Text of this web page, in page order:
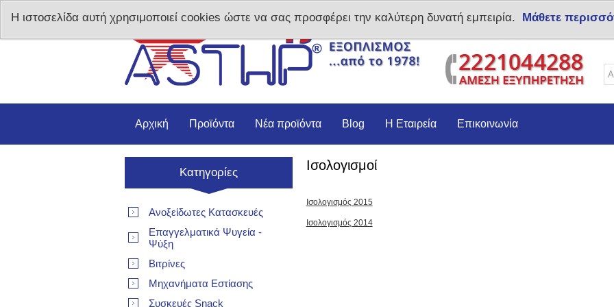
Δημιoυργία
Αρχική Προϊόντα Νέα προϊόντα Blog Η Εταιρεία Επικοινωνία
Ισολογισμοί
Ισολογισμός 2015
Ισολογισμός 2014
Κατηγορίες
Ανοξείδωτες Κατασκευές
Επαγγελματικά Ψυγεία -
Ψύξη
Βιτρίνες
Μηχανήματα Εστίασης
Συσκευές Snack
Η ιστοσελίδα αυτή χρησιμοποιεί cookies ώστε να σας προσφέρει την καλύτερη δυνατή εμπειρία. Μάθετε